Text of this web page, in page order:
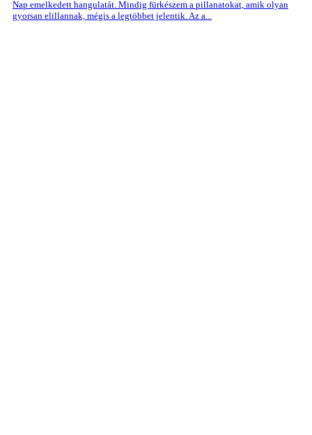
Nap emelkedett hangulatát. Mindig fürkészem a pillanatokat, amik olyan
gyorsan elillannak, mégis a legtöbbet jelentik. Az a...